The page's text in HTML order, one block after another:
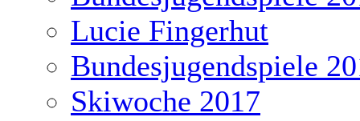
Lucie Fingerhut
Bundesjugendspiele
Skiwoche 2017